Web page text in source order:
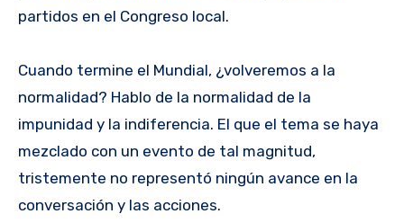
partidos en el Congreso local.
Cuando termine el Mundial, ¿volveremos a la
normalidad? Hablo de la normalidad de la
impunidad y la indiferencia. El que el tema se haya
mezclado con un evento de tal magnitud,
tristemente no representó ningún avance en la
conversación y las acciones.